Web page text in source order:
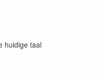
huidige taal